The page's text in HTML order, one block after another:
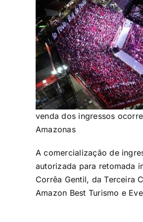
venda dos ingressos
Amazonas
A comercialização de
autorizada para retomada
Corrêa Gentil, da Terceira
Amazon Best Turismo e